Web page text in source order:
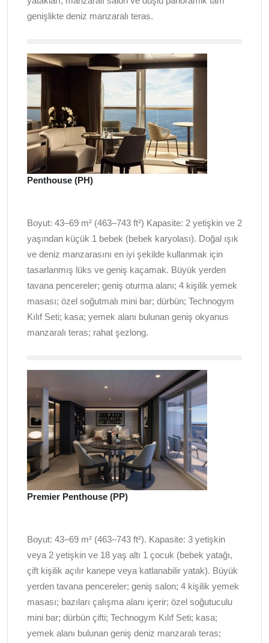
genişlikte deniz manzaralı teras.
Penthouse (PH)
Boyut: 43–69 m² (463–743 ft²) Kapasite: 2 yetişkin ve 2
yaşından küçük 1 bebek (bebek karyolası). Doğal ışık
ve deniz manzarasını en iyi şekilde kullanmak için
tasarlanmış lüks ve geniş kaçamak. Büyük yerden
tavana pencereler; geniş oturma alanı; 4 kişilik yemek
masası; özel soğutmalı mini bar; dürbün; Technogym
Kılıf Seti; kasa; yemek alanı bulunan geniş okyanus
manzaralı teras; rahat şezlong.
Premier Penthouse (PP)
Boyut: 43–69 m² (463–743 ft²). Kapasite: 3 yetişkin
veya 2 yetişkin ve 18 yaş altı 1 çocuk (bebek yatağı,
çift kişilik açılır kanepe veya katlanabilir yatak). Büyük
yerden tavana pencereler; geniş salon; 4 kişilik yemek
masası; bazıları çalışma alanı içerir; özel soğutuculu
mini bar; dürbün çifti; Technogym Kılıf Seti; kasa;
yemek alanı bulunan geniş deniz manzaralı teras;